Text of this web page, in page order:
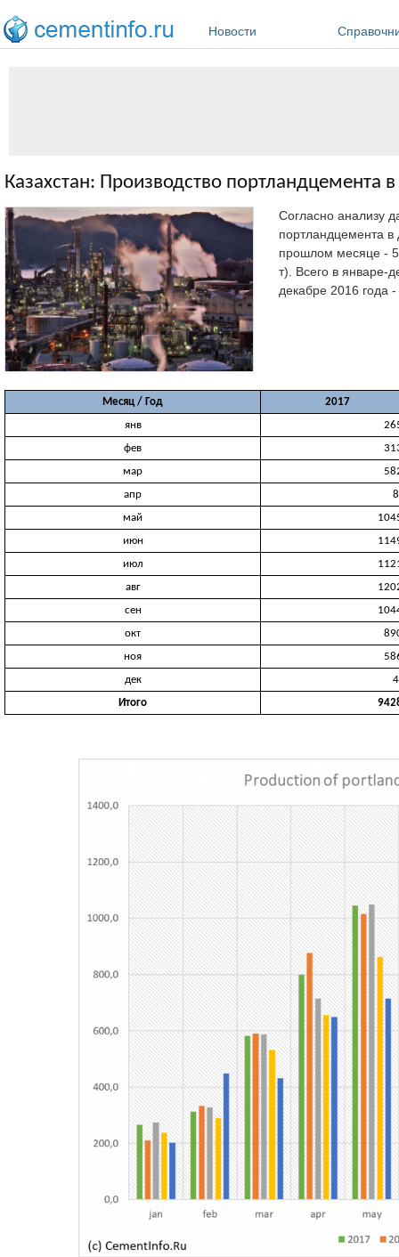
Новости
Казахстан: Производство портландцемента
Согласно анализу
портландцемента в
прошлом месяце -
т). Всего в январе-
декабре 2016 года
Месяц / Год
2017
янв
фев
мар
апр
май
июн
июл
авг
сен
окт
ноя
дек
Итого